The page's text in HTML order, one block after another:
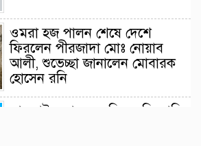
ওমরা হজ পালন শেষে দেশে
ফিরলেন পীরজাদা মোঃ নোয়াব
আলী, শুভেচ্ছা জানালেন মোবারক
হোসেন রনি
লামকাইন জামে মসজিদ মুন্সি ছাবির